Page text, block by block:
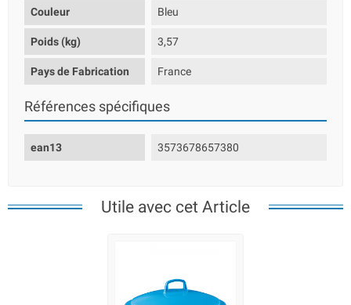
Couleur Bleu
Poids (kg) 3,57
Pays de Fabrication France
Références spécifiques
ean13 3573678657380
Utile avec cet Article